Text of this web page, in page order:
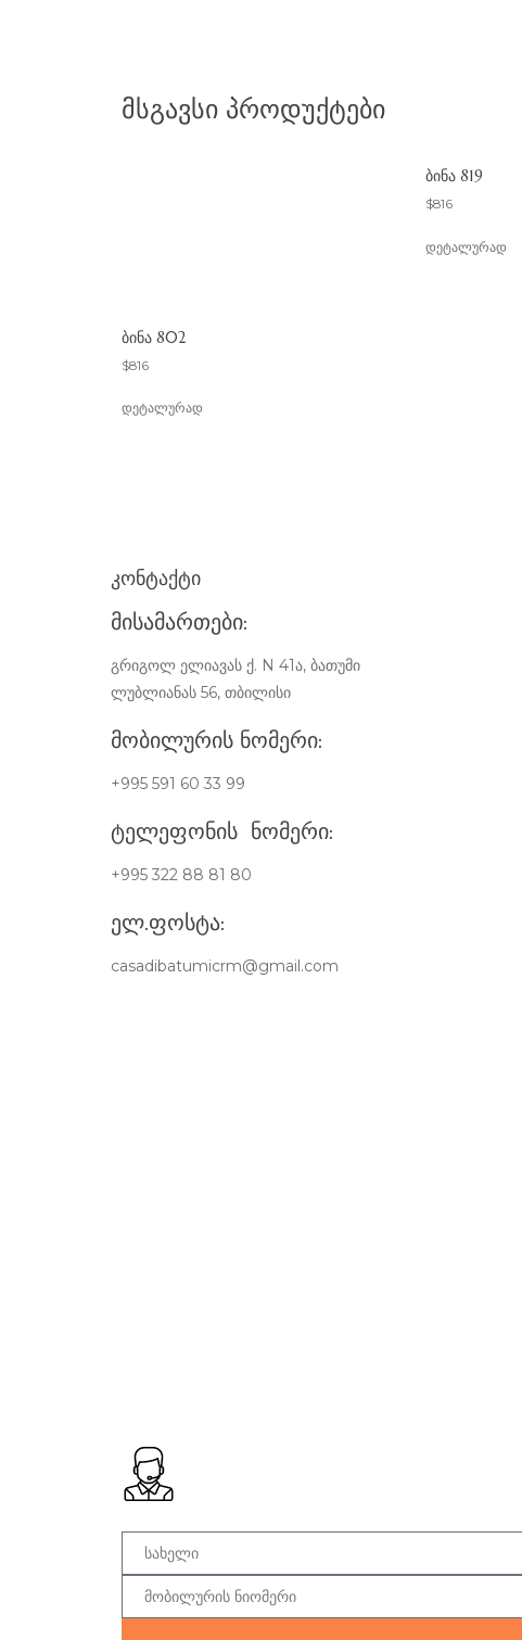
ᲛᲡᲒᲐᲕᲡᲘ ᲞᲠᲝᲓᲣᲥᲢᲔᲑᲘ
ᲑᲘᲜᲐ 819
$816
დეტალურად
ᲑᲘᲜᲐ 802
$816
დეტალურად
ᲙᲝᲜᲢᲐᲥᲢᲘ
ᲛᲘᲡᲐᲛᲐᲠᲗᲔᲑᲘ:
გრიგოლ ელიავას ქ. N 41ა, ბათუმი
ლუბლიანას 56, თბილისი
ᲛᲝᲑᲘᲚᲣᲠᲘᲡ ᲜᲝᲛᲔᲠᲘ:
+995 591 60 33 99
ᲢᲔᲚᲔᲤᲝᲜᲘᲡ ᲜᲝᲛᲔᲠᲘ:
+995 322 88 81 80
ᲔᲚ.ᲤᲝᲡᲢᲐ:
casadibatumicrm@gmail.com